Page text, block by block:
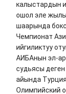
калыстардын
ошол эле
шаарында
Чемпионат
ийгиликтуу
АИБАнын эл-
судьясы
айында
Олимпийский